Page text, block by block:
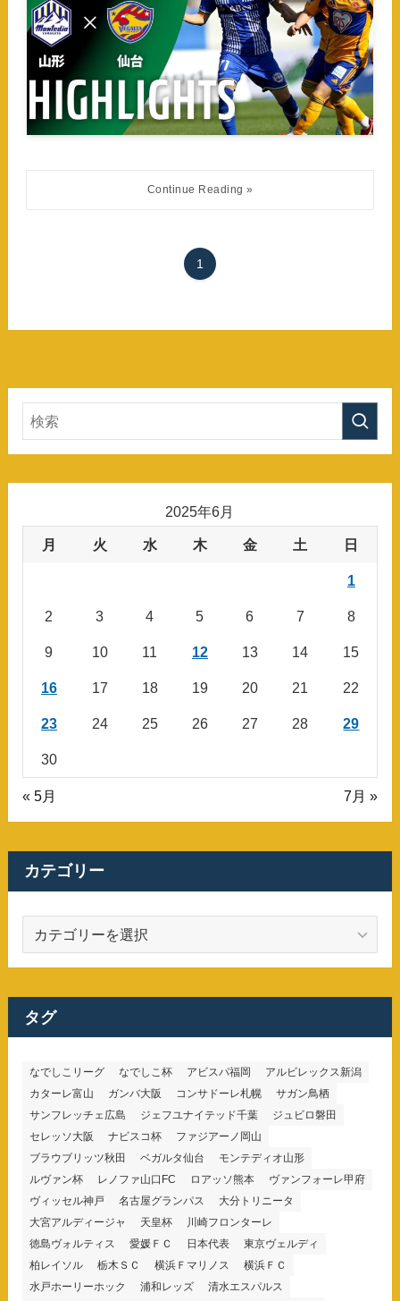
1
2025年6月
月 火 水 木 金 土 日
1
2 3 4 5 6 7 8
9 10 11 12 13 14 15
16 17 18 19 20 21 22
23 24 25 26 27 28 29
30
« 5月 7月 »
カテゴリー
ゴ
ー
タグ
なでしこリーグ なでしこ杯 アビスパ福岡
アルビレックス新潟
カターレ富山
ガンバ大阪 コンサドーレ札幌
サガン鳥栖
サンフレッチェ広島
ジェフユナイテッド千葉
ジュビロ磐田
セレッソ大阪
ナビスコ杯
ファジアーノ岡山
ブラウブリッツ秋田
ベガルタ仙台
モンテディオ山形
ルヴァン杯
レノファ山口FC ロアッソ熊本
ヴァンフォーレ甲府
ヴィッセル神戸
名古屋グランパス
大分トリニータ
大宮アルディージャ
天皇杯
川崎フロンターレ
徳島ヴォルティス
愛媛ＦＣ 日本代表
東京ヴェルディ
柏レイソル
栃木ＳＣ 横浜Ｆマリノス
横浜ＦＣ
水戸ホーリーホック
浦和レッズ
清水エスパルス